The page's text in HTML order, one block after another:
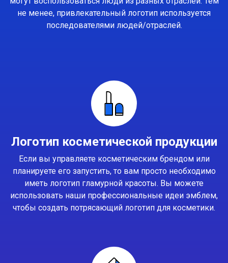
не менее, привлекательный логотип используется
последователями людей/отраслей.
Логотип косметической продукции
Если вы управляете косметическим брендом или
планируете его запустить, то вам просто необходимо
иметь логотип гламурной красоты. Вы можете
использовать наши профессиональные идеи эмблем,
чтобы создать потрясающий логотип для косметики.